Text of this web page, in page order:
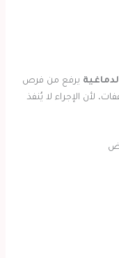
يرفع من فرص
لأن الإجراء لا يُنفذ